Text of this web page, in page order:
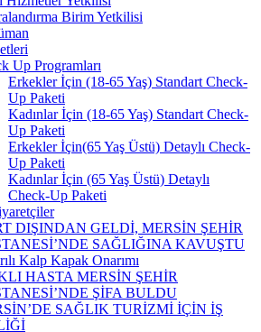
Birim Yetkilisi
Up Programları
Erkekler İçin (18-65 Yaş) Standart Check-
Up Paketi
Kadınlar İçin (18-65 Yaş) Standart Check-
Up Paketi
Erkekler İçin(65 Yaş Üstü) Detaylı Check-
Up Paketi
Kadınlar İçin (65 Yaş Üstü) Detaylı
Check-Up Paketi
DIŞINDAN GELDİ, MERSİN ŞEHİR
SAĞLIĞINA KAVUŞTU
Kalp Kapak Onarımı
HASTA MERSİN ŞEHİR
ŞİFA BULDU
SAĞLIK TURİZMİ İÇİN İŞ